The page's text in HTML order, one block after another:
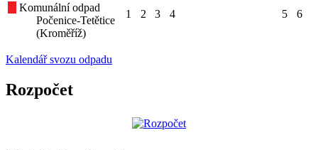
Komunální odpad
Počenice-Tetětice
(Kroměříž)
1 2 3 4 5 6
Kalendář svozu odpadu
Rozpočet